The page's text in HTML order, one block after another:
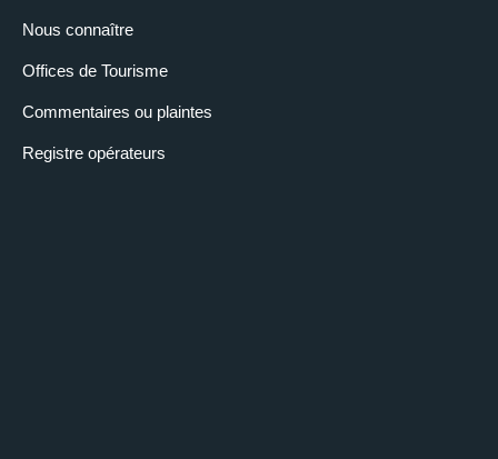
Nous connaître
Offices de Tourisme
Commentaires ou plaintes
Registre opérateurs